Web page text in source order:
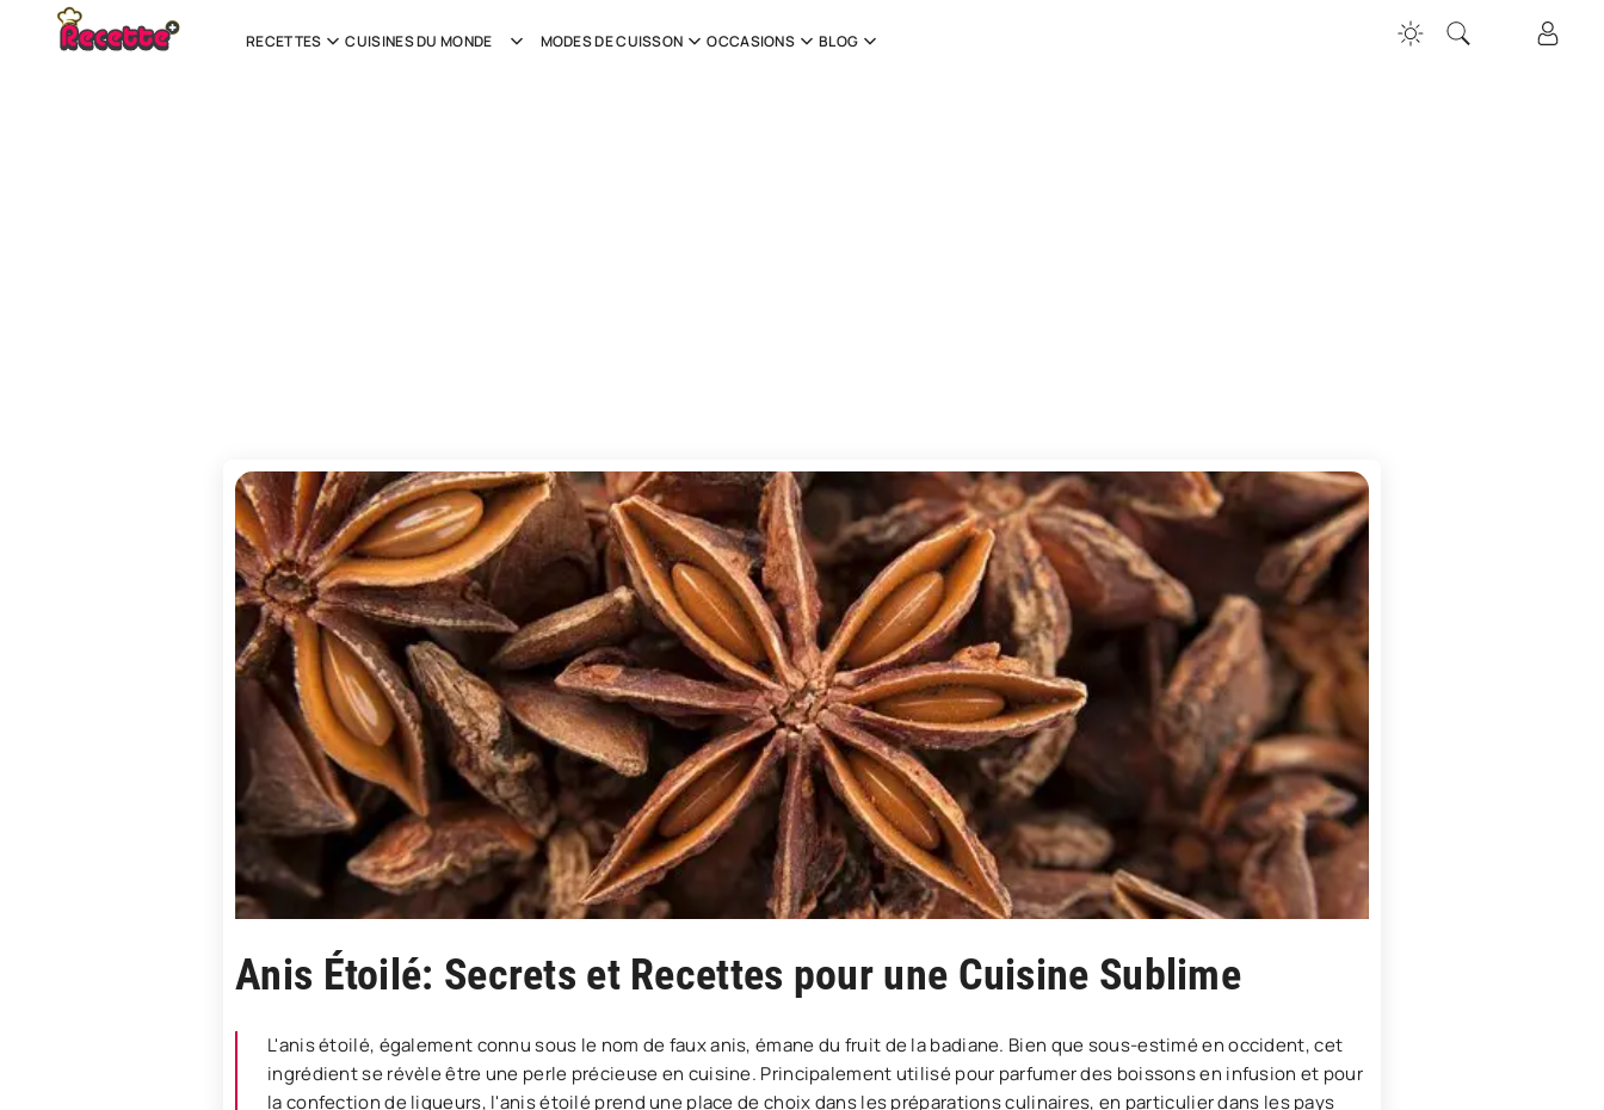
RECETTES CUISINES DU MONDE MODES DE CUISSON OCCASIONS BLOG
Anis Étoilé: Secrets et Recettes pour une Cuisine Sublime
L'anis étoilé, également connu sous le nom de faux anis, émane du fruit de la badiane. Bien que sous-estimé en occident, cet
ingrédient se révèle être une perle précieuse en cuisine. Principalement utilisé pour parfumer des boissons en infusion et pour
la confection de liqueurs, l'anis étoilé prend une place de choix dans les préparations culinaires, en particulier dans les pays